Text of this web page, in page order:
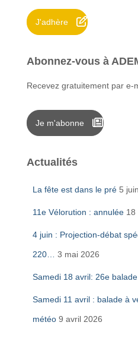
:
J'adhère
Abonnez-vous à
Recevez gratuitement par e-
Je m'abonne
Actualités
La fête est dans le pré 5
11e Vélorution : annulée 18
4 juin : Projection-débat
220… 3 mai 2026
Samedi 18 avril: 26e
Samedi 11 avril : balade à
météo 9 avril 2026